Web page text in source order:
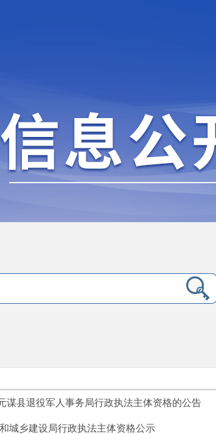
谋县退役军人事务局行政执法主体资格的公告
城乡建设局行政执法主体资格公示